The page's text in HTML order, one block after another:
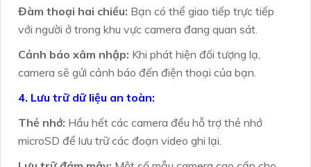
Đàm thoại hai chiều: Bạn có thể giao tiếp trực tiếp
với người ở trong khu vực camera đang quan sát.
Cảnh báo xâm nhập: Khi phát hiện đối tượng lạ,
camera sẽ gửi cảnh báo đến điện thoại của bạn.
4. Lưu trữ dữ liệu an toàn:
Thẻ nhớ: Hầu hết các camera đều hỗ trợ thẻ nhớ
microSD để lưu trữ các đoạn video ghi lại.